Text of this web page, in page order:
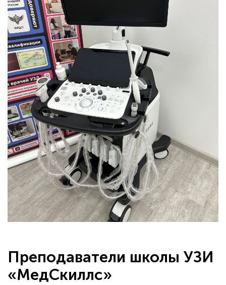
Преподаватели школы УЗИ
«МедСкиллс»